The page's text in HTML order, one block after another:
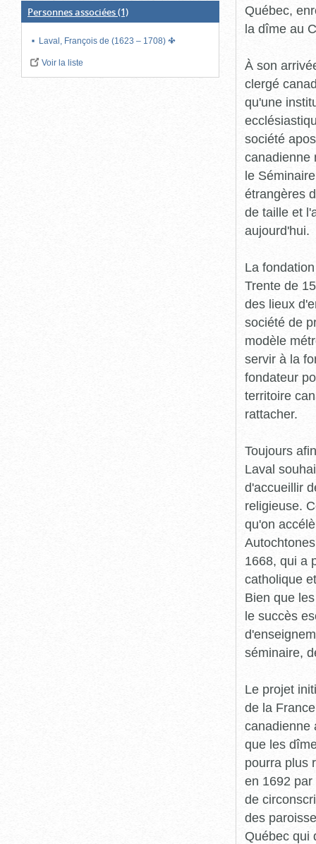
Personnes associées(1)
Laval, François de (1623 – 1708)
Voir la liste
Québec,
la dîme au
À son
clergé
qu'une
société
canadienne
le
étrangères
de taille et
aujourd'hui.
La
Trente de
des lieux
société de
modèle
servir à la
fondateur
territoire
rattacher.
Toujours
Laval
d'accueillir
religieuse.
qu'on
1668, qui a
catholique
Bien que
le succès
séminaire,
Le projet
de la
canadienne
que les
pourra plus
en 1692
de
des
Québec qui